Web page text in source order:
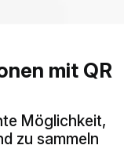
mit QR
Möglichkeit,
zu sammeln